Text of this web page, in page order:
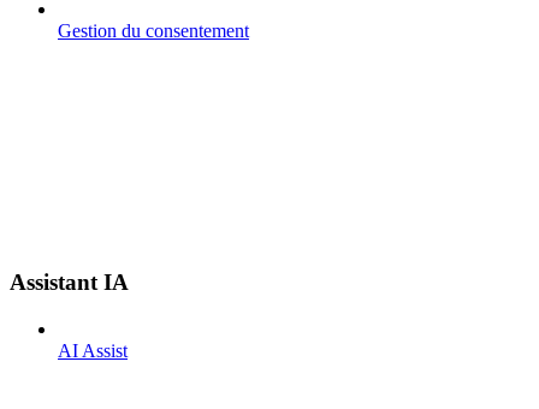
Gestion du consentement
Assistant IA
AI Assist